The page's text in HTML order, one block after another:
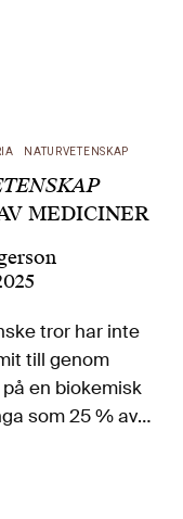
NATURVETENSKAP
MEDICINER
tror har inte
till genom
en biokemisk
som 25 % av